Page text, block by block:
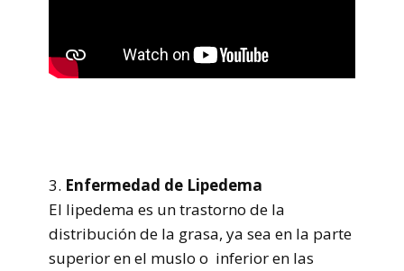
3. Enfermedad de Lipedema
El lipedema es un trastorno de la
distribución de la grasa, ya sea en la parte
superior en el muslo o inferior en las